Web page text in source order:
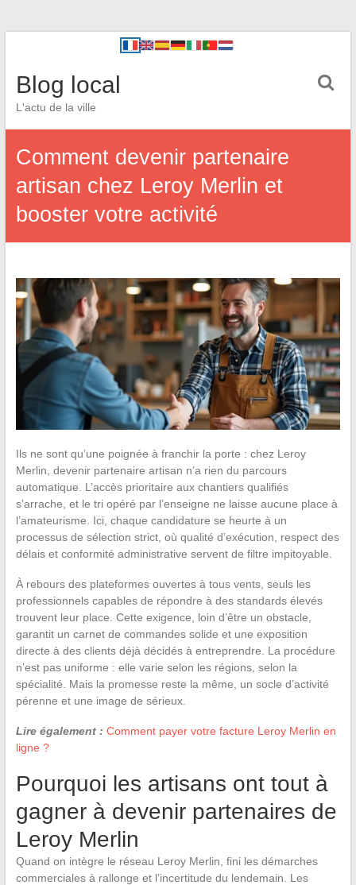
Blog local
L'actu de la ville
Comment devenir partenaire
artisan chez Leroy Merlin et
booster votre activité
Ils ne sont qu’une poignée à franchir la porte : chez Leroy
Merlin, devenir partenaire artisan n’a rien du parcours
automatique. L’accès prioritaire aux chantiers qualifiés
s’arrache, et le tri opéré par l’enseigne ne laisse aucune place à
l’amateurisme. Ici, chaque candidature se heurte à un
processus de sélection strict, où qualité d’exécution, respect des
délais et conformité administrative servent de filtre impitoyable.
À rebours des plateformes ouvertes à tous vents, seuls les
professionnels capables de répondre à des standards élevés
trouvent leur place. Cette exigence, loin d’être un obstacle,
garantit un carnet de commandes solide et une exposition
directe à des clients déjà décidés à entreprendre. La procédure
n’est pas uniforme : elle varie selon les régions, selon la
spécialité. Mais la promesse reste la même, un socle d’activité
pérenne et une image de sérieux.
Lire également : Comment payer votre facture Leroy Merlin en
ligne ?
Pourquoi les artisans ont tout à
gagner à devenir partenaires de
Leroy Merlin
Quand on intègre le réseau Leroy Merlin, fini les démarches
commerciales à rallonge et l’incertitude du lendemain. Les